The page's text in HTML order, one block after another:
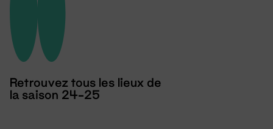
Retrouvez tous les lieux de
la saison 24-25